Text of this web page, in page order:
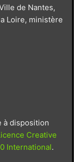
de Nantes,
Loire, ministère
à disposition
Creative
International.